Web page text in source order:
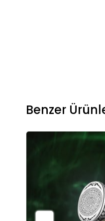
Benzer